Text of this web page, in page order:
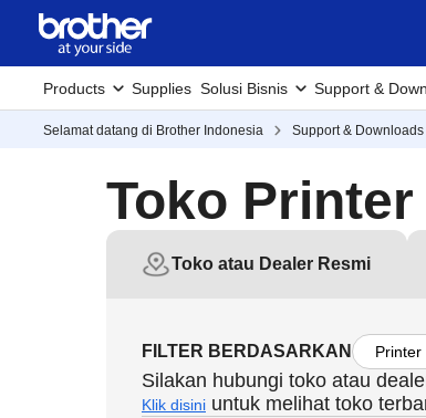
Products Supplies Solusi Bisnis Support &
Selamat datang di Brother Indonesia Support & Downloads
Toko
Toko atau Dealer Resmi
FILTER BERDASARKAN
Silakan hubungi toko atau
Klik disini untuk melihat toko